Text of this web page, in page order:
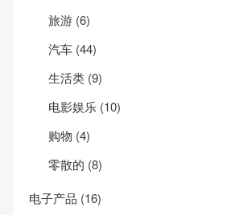
旅游 (6)
汽车 (44)
生活类 (9)
电影娱乐 (10)
购物 (4)
零散的 (8)
电子产品 (16)